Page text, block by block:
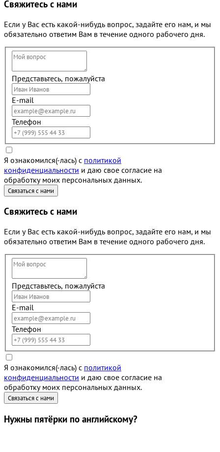
Свяжитесь с нами
Если у Вас есть какой-нибудь вопрос, задайте его нам, и мы
обязательно ответим Вам в течение одного рабочего дня.
Представьтесь, пожалуйста
E-mail
Телефон
Я ознакомился(-лась) с политикой
конфиденциальности и даю свое согласие на
обработку моих персональных данных.
Свяжитесь с нами
Если у Вас есть какой-нибудь вопрос, задайте его нам, и мы
обязательно ответим Вам в течение одного рабочего дня.
Представьтесь, пожалуйста
E-mail
Телефон
Я ознакомился(-лась) с политикой
конфиденциальности и даю свое согласие на
обработку моих персональных данных.
Нужны пятёрки по английскому?